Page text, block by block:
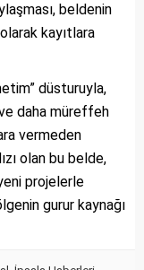
beldenin
kayıtlara
düsturuyla,
daha müreffeh
vermeden
olan bu belde,
projelerle
gurur kaynağı